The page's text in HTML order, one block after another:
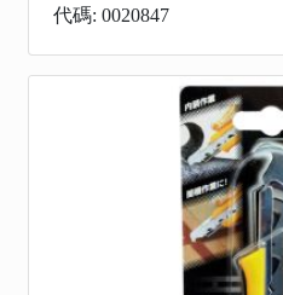
代碼: 0020847